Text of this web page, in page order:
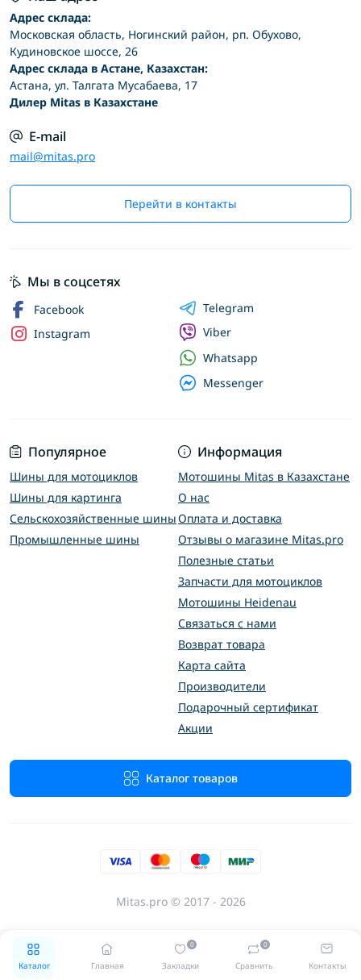
Каталог Главная Закладки
0
Сравнить
0
Контакты
Адрес склада:
Московская область, Ногинский район, рп. Обухово,
Кудиновское шоссе, 26
Адрес склада в Астане, Казахстан:
Астана, ул. Талгата Мусабаева, 17
Дилер Mitas в Казахстане
E-mail
mail@mitas.pro
Перейти в контакты
Популярное
Шины для мотоциклов
Шины для картинга
Сельскохозяйственные шины
Промышленные шины
Информация
Мотошины Mitas в Казахстане
О нас
Оплата и доставка
Отзывы о магазине Mitas.pro
Полезные статьи
Запчасти для мотоциклов
Мотошины Heidenau
Связаться с нами
Возврат товара
Карта сайта
Производители
Подарочный сертификат
Акции
Каталог товаров
Мы в соцсетях
Facebook
Instagram
Telegram
Viber
Whatsapp
Messenger
Mitas.pro © 2017 - 2026